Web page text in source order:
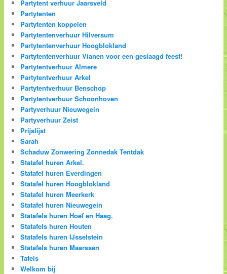
Partytent verhuur Jaarsveld
Partytenten
Partytenten koppelen
Partytentenverhuur Hilversum
Partytentenverhuur Hoogblokland
Partytentenverhuur Vianen voor een geslaagd feest!
Partytentverhuur Almere
Partytentverhuur Arkel
Partytentverhuur Benschop
Partytentverhuur Schoonhoven
Partyverhuur Nieuwegein
Partyverhuur Zeist
Prijslijst
Sarah
Schaduw Zonwering Zonnedak Tentdak
Statafel huren Arkel.
Statafel huren Everdingen
Statafel huren Hoogblokland
Statafel huren Meerkerk
Statafel huren Nieuwegein
Statafels huren Hoef en Haag.
Statafels huren Houten
Statafels huren IJsselstein
Statafels huren Maarssen
Tafels
Welkom bij